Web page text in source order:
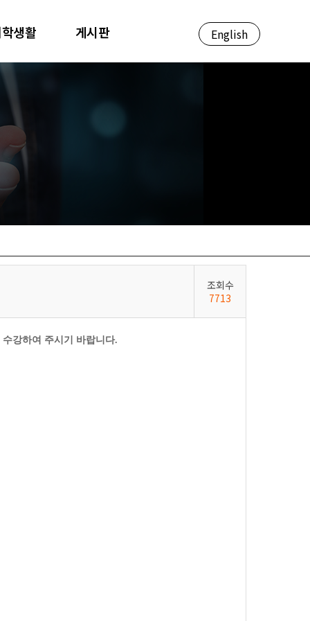
생활 게시판 English
조회수
7713
강하여 주시기 바랍니다.